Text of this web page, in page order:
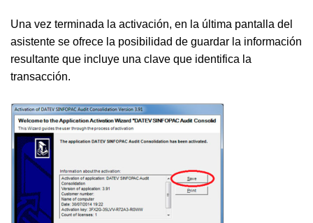
Una vez terminada la activación, en la última pantalla del
asistente se ofrece la posibilidad de guardar la información
resultante que incluye una clave que identifica la
transacción.